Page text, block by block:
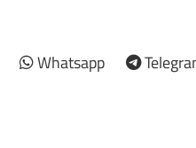
Whatsapp